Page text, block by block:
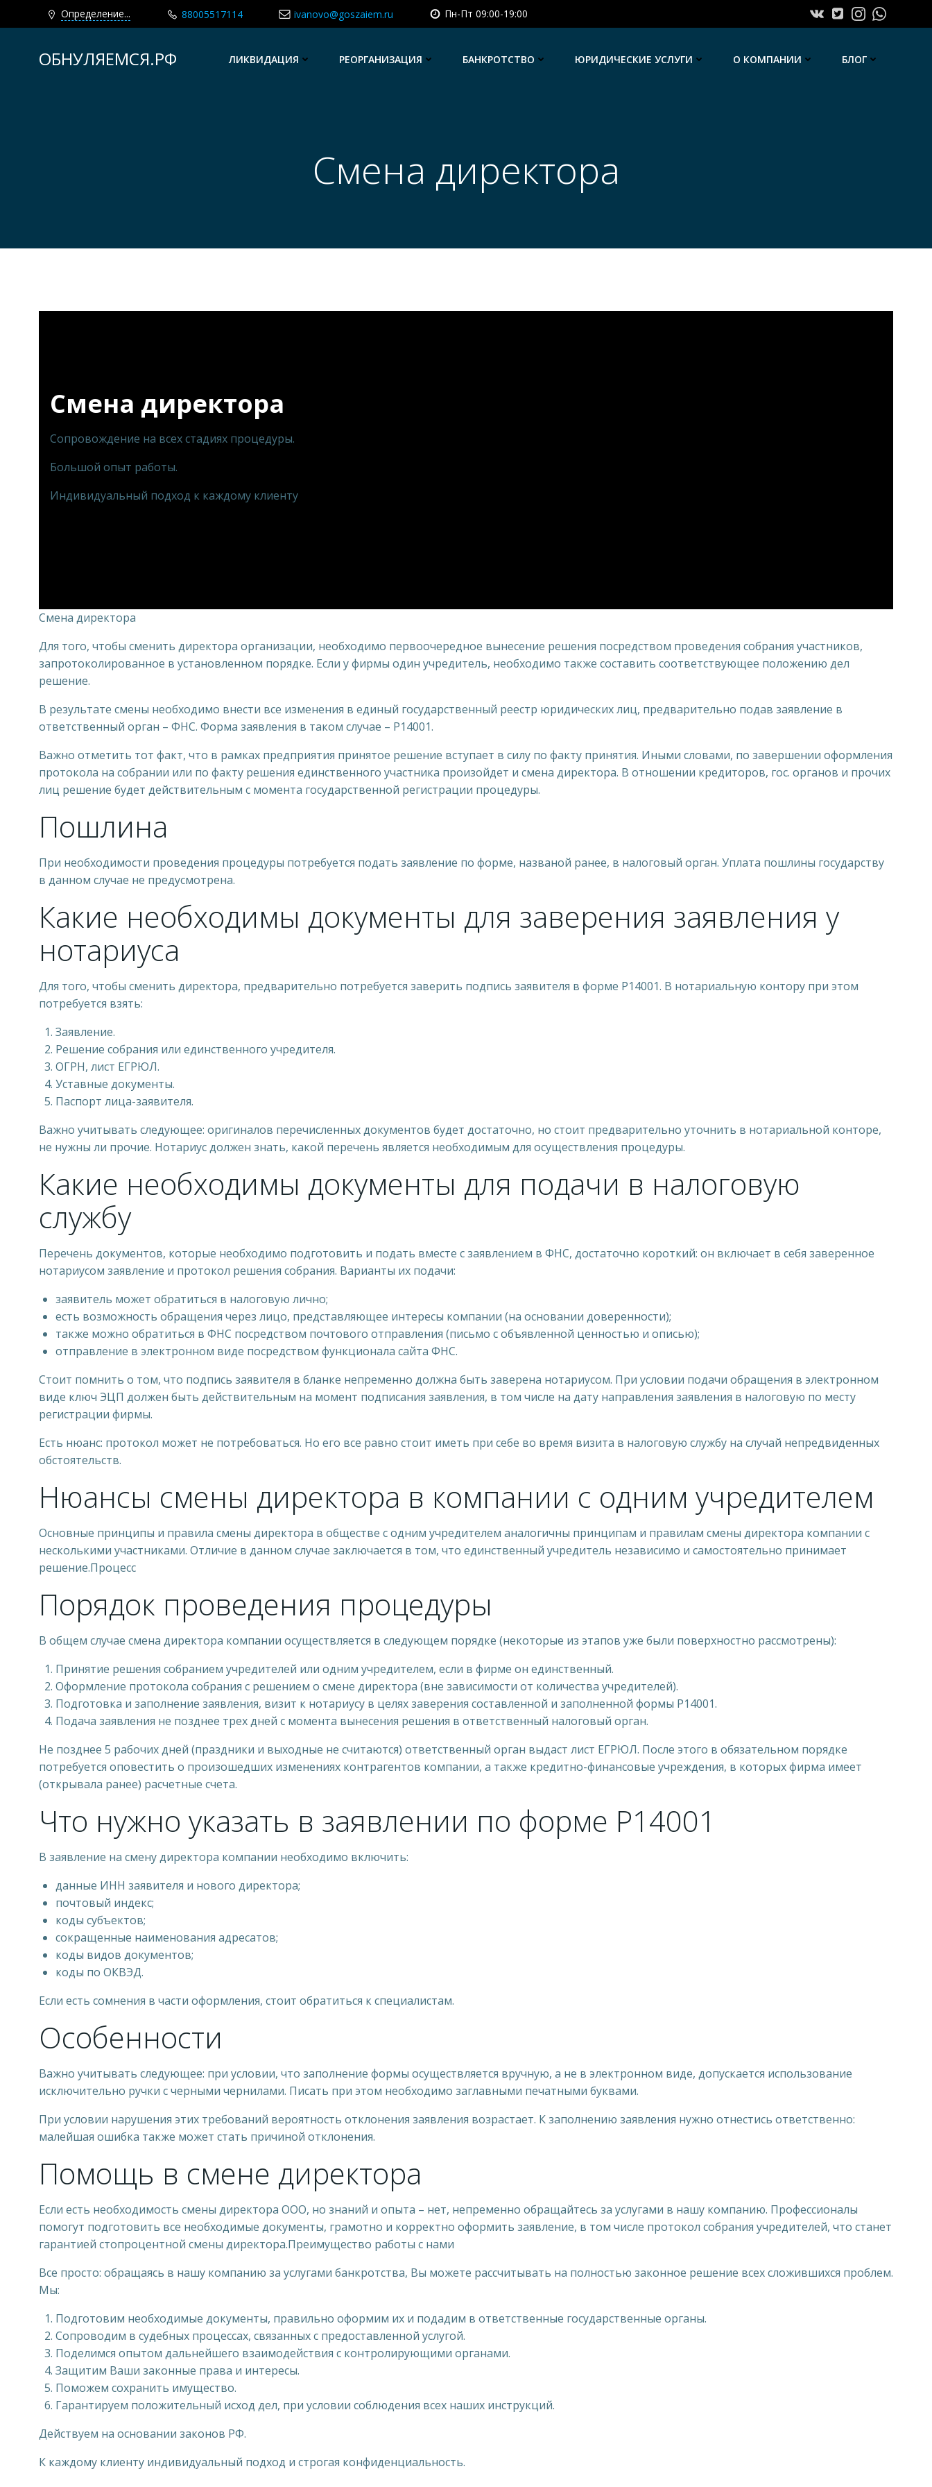
Определение... 88005517114 ivanovo@goszaiem.ru Пн-Пт 09:00-19:00
содержимомуОБНУЛЯЕМСЯ.РФ ЛИКВИДАЦИЯ РЕОРГАНИЗАЦИЯ БАНКРОТСТВО ЮРИДИЧЕСКИЕ УСЛУГИ О КОМПАНИИ БЛОГ
Смена директора
Смена директора
Сопровождение на всех стадиях процедуры.
Большой опыт работы.
Индивидуальный подход к каждому клиенту
Смена директора
Для того, чтобы сменить директора организации, необходимо первоочередное вынесение решения посредством проведения собрания участников,
запротоколированное в установленном порядке. Если у фирмы один учредитель, необходимо также составить соответствующее положению дел
решение.
В результате смены необходимо внести все изменения в единый государственный реестр юридических лиц, предварительно подав заявление в
ответственный орган – ФНС. Форма заявления в таком случае – Р14001.
Важно отметить тот факт, что в рамках предприятия принятое решение вступает в силу по факту принятия. Иными словами, по завершении оформления
протокола на собрании или по факту решения единственного участника произойдет и смена директора. В отношении кредиторов, гос. органов и прочих
лиц решение будет действительным с момента государственной регистрации процедуры.
Пошлина
При необходимости проведения процедуры потребуется подать заявление по форме, названой ранее, в налоговый орган. Уплата пошлины государству
в данном случае не предусмотрена.
Какие необходимы документы для заверения заявления у
нотариуса
Для того, чтобы сменить директора, предварительно потребуется заверить подпись заявителя в форме Р14001. В нотариальную контору при этом
потребуется взять:
Заявление.
Решение собрания или единственного учредителя.
ОГРН, лист ЕГРЮЛ.
Уставные документы.
Паспорт лица-заявителя.
Важно учитывать следующее: оригиналов перечисленных документов будет достаточно, но стоит предварительно уточнить в нотариальной конторе,
не нужны ли прочие. Нотариус должен знать, какой перечень является необходимым для осуществления процедуры.
Какие необходимы документы для подачи в налоговую
службу
Перечень документов, которые необходимо подготовить и подать вместе с заявлением в ФНС, достаточно короткий: он включает в себя заверенное
нотариусом заявление и протокол решения собрания. Варианты их подачи:
заявитель может обратиться в налоговую лично;
есть возможность обращения через лицо, представляющее интересы компании (на основании доверенности);
также можно обратиться в ФНС посредством почтового отправления (письмо с объявленной ценностью и описью);
отправление в электронном виде посредством функционала сайта ФНС.
Стоит помнить о том, что подпись заявителя в бланке непременно должна быть заверена нотариусом. При условии подачи обращения в электронном
виде ключ ЭЦП должен быть действительным на момент подписания заявления, в том числе на дату направления заявления в налоговую по месту
регистрации фирмы.
Есть нюанс: протокол может не потребоваться. Но его все равно стоит иметь при себе во время визита в налоговую службу на случай непредвиденных
обстоятельств.
Нюансы смены директора в компании с одним учредителем
Основные принципы и правила смены директора в обществе с одним учредителем аналогичны принципам и правилам смены директора компании с
несколькими участниками. Отличие в данном случае заключается в том, что единственный учредитель независимо и самостоятельно принимает
решение.Процесс
Порядок проведения процедуры
В общем случае смена директора компании осуществляется в следующем порядке (некоторые из этапов уже были поверхностно рассмотрены):
Принятие решения собранием учредителей или одним учредителем, если в фирме он единственный.
Оформление протокола собрания с решением о смене директора (вне зависимости от количества учредителей).
Подготовка и заполнение заявления, визит к нотариусу в целях заверения составленной и заполненной формы Р14001.
Подача заявления не позднее трех дней с момента вынесения решения в ответственный налоговый орган.
Не позднее 5 рабочих дней (праздники и выходные не считаются) ответственный орган выдаст лист ЕГРЮЛ. После этого в обязательном порядке
потребуется оповестить о произошедших изменениях контрагентов компании, а также кредитно-финансовые учреждения, в которых фирма имеет
(открывала ранее) расчетные счета.
Что нужно указать в заявлении по форме Р14001
В заявление на смену директора компании необходимо включить:
данные ИНН заявителя и нового директора;
почтовый индекс;
коды субъектов;
сокращенные наименования адресатов;
коды видов документов;
коды по ОКВЭД.
Если есть сомнения в части оформления, стоит обратиться к специалистам.
Особенности
Важно учитывать следующее: при условии, что заполнение формы осуществляется вручную, а не в электронном виде, допускается использование
исключительно ручки с черными чернилами. Писать при этом необходимо заглавными печатными буквами.
При условии нарушения этих требований вероятность отклонения заявления возрастает. К заполнению заявления нужно отнестись ответственно:
малейшая ошибка также может стать причиной отклонения.
Помощь в смене директора
Если есть необходимость смены директора ООО, но знаний и опыта – нет, непременно обращайтесь за услугами в нашу компанию. Профессионалы
помогут подготовить все необходимые документы, грамотно и корректно оформить заявление, в том числе протокол собрания учредителей, что станет
гарантией стопроцентной смены директора.Преимущество работы с нами
Все просто: обращаясь в нашу компанию за услугами банкротства, Вы можете рассчитывать на полностью законное решение всех сложившихся проблем.
Мы:
Подготовим необходимые документы, правильно оформим их и подадим в ответственные государственные органы.
Сопроводим в судебных процессах, связанных с предоставленной услугой.
Поделимся опытом дальнейшего взаимодействия с контролирующими органами.
Защитим Ваши законные права и интересы.
Поможем сохранить имущество.
Гарантируем положительный исход дел, при условии соблюдения всех наших инструкций.
Действуем на основании законов РФ.
К каждому клиенту индивидуальный подход и строгая конфиденциальность.